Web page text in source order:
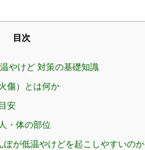
目次
やけど 対策の基礎知識
傷）とは何か
安
・体の部位
ぽが低温やけどを起こしやすいのか